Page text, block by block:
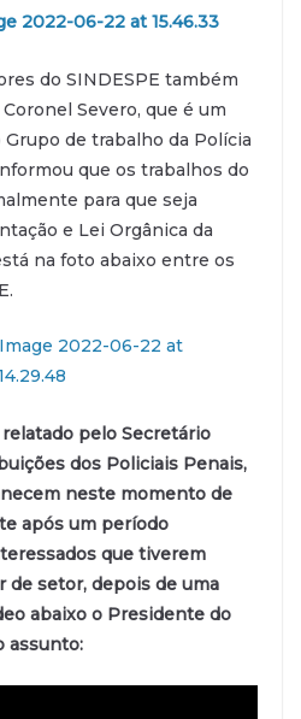
do SINDESPE também
Severo, que é um
de trabalho da Polícia
que os trabalhos do
para que seja
e Lei Orgânica da
na foto abaixo entre os
pelo Secretário
dos Policiais Penais,
neste momento de
após um período
que tiverem
de setor, depois de uma
abaixo o Presidente do
assunto: